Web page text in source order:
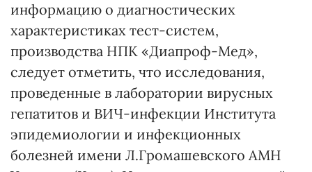
информацию о диагностических
характеристиках тест-систем,
производства НПК «Диапроф-Мед»,
следует отметить, что исследования,
проведенные в лаборатории вирусных
гепатитов и ВИЧ-инфекции Института
эпидемиологии и инфекционных
болезней имени Л.Громашевского АМН